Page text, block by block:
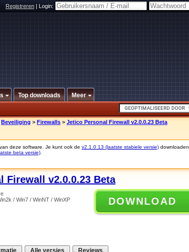
Registreren|Login:
Top downloads Meer
Beveiliging > Firewalls > Jetico Personal Firewall v2.0.0.23 Beta
deze software. Je kunt ook de v2.1.0.13 (laatste stabiele versie) downloaden.
beta versie)
Firewall v2.0.0.23 Beta
/ Win7 / WinNT / WinXP
DOWNLOAD
Alle versies Reviews